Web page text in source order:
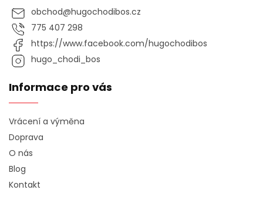
obchod@hugochodibos.cz
775 407 298
https://www.facebook.com/hugochodibos
hugo_chodi_bos
Informace pro vás
Vrácení a výměna
Doprava
O nás
Blog
Kontakt